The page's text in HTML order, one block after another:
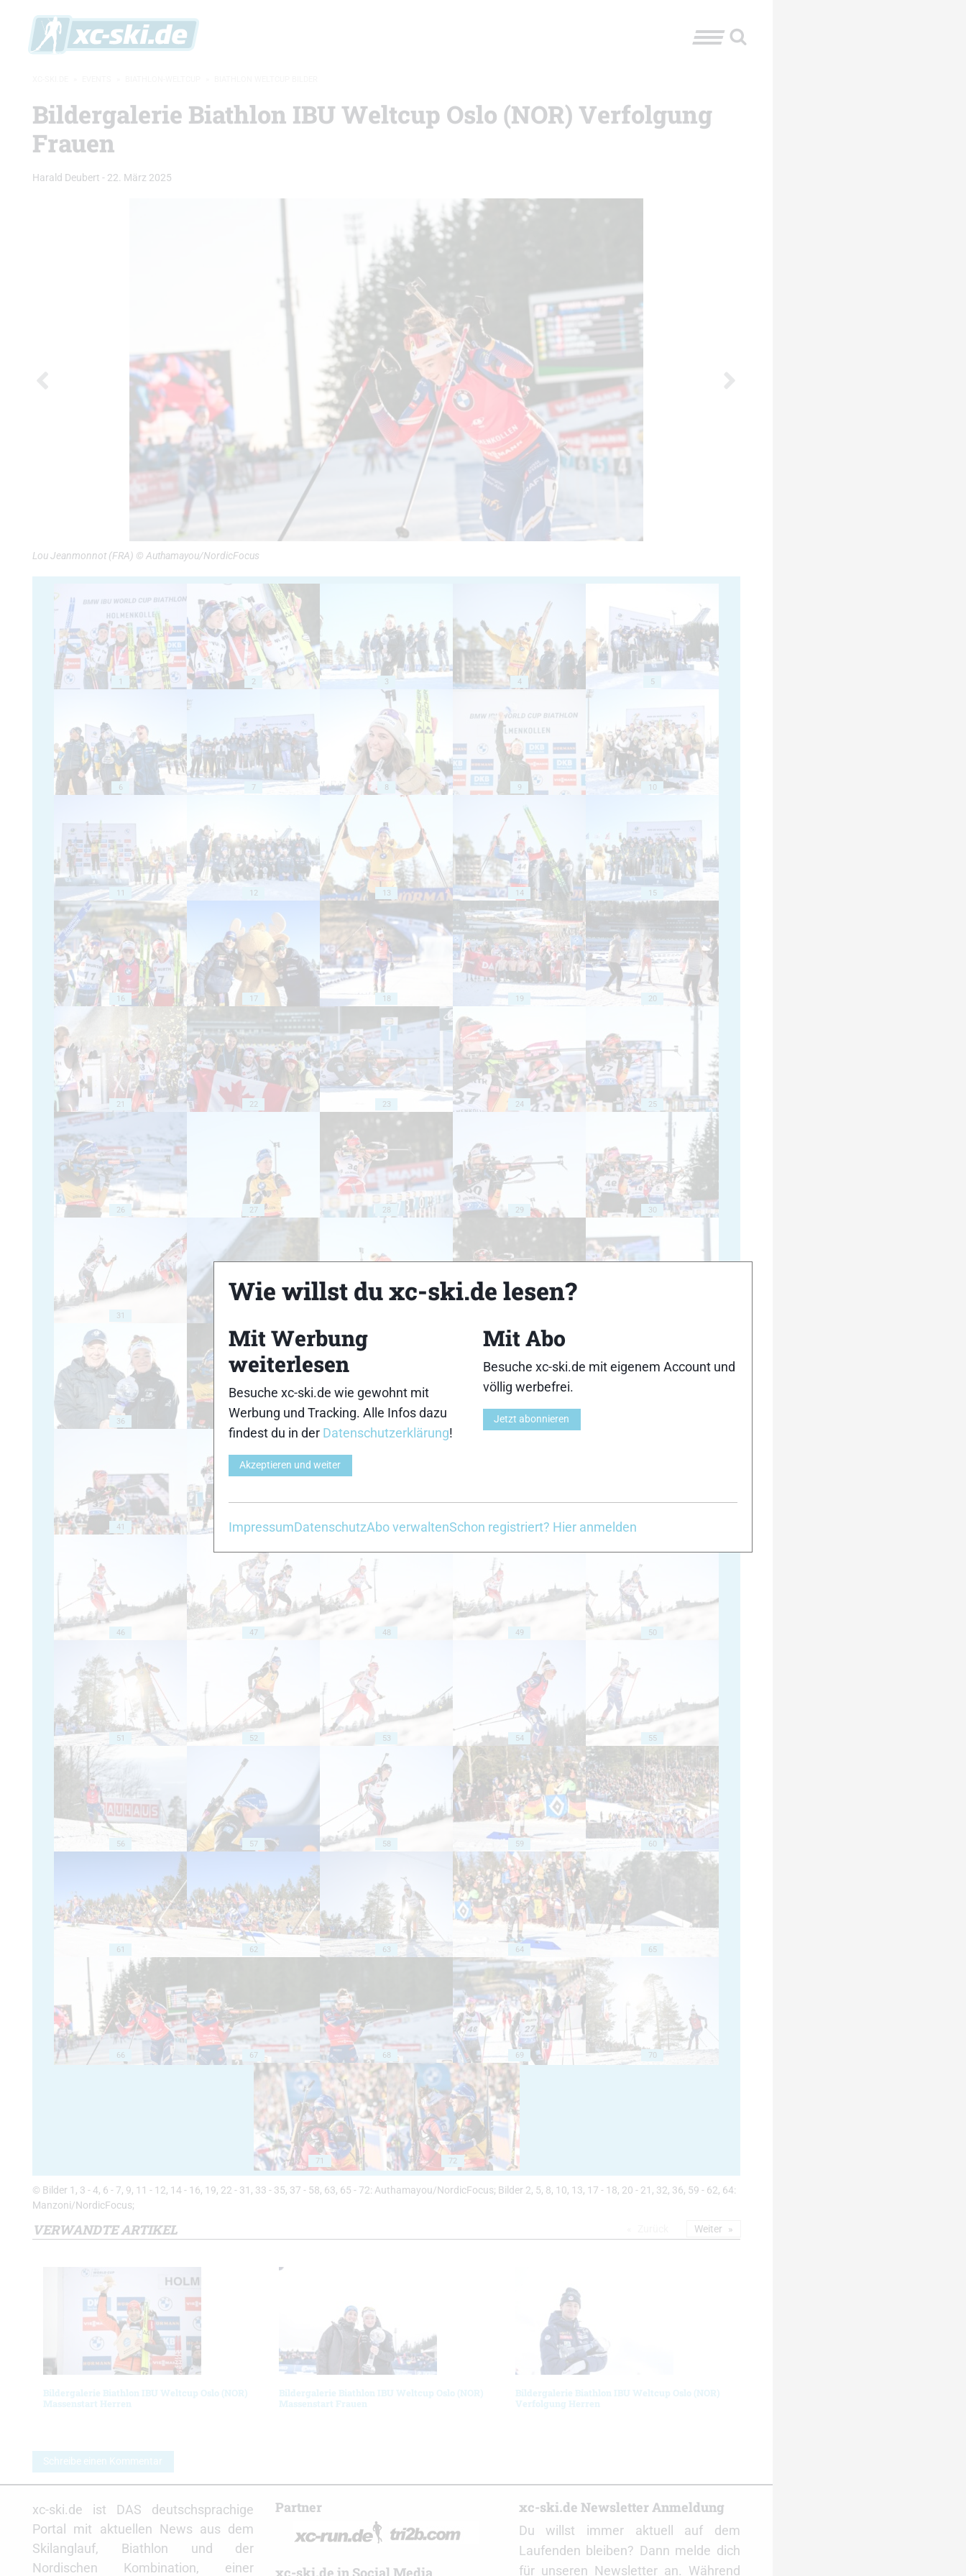
Bildergalerie Biathlon IBU Weltcup Oslo (NOR) Verfolgung
Frauen
Harald Deubert - 22. März 2025
Lou Jeanmonnot (FRA) © Authamayou/NordicFocus
1 2 3 4 5
6 7 8 9 10
11 12 13 14 15
16 17 18 19 20
21 22 23 24 25
26 27 28 29 30
31
36 39
41 42 43 44
46 47 48 49 50
51 52 53 54 55
56 57 58 59 60
61 62 63 64 65
66 67 68 69 70
71 72
© Bilder 1, 3 - 4, 6 - 7, 9, 11 - 12, 14 - 16, 19, 22 - 31, 33 - 35, 37 - 58, 63, 65 - 72: Authamayou/NordicFocus; Bilder 2, 5, 8, 10, 13, 17 - 18, 20 - 21, 32, 36, 59 - 62, 64:
Manzoni/NordicFocus;
VERWANDTE ARTIKEL
Bildergalerie Biathlon IBU Weltcup Oslo (NOR)
Massenstart Herren
Bildergalerie Biathlon IBU Weltcup Oslo (NOR)
Massenstart Frauen
Bildergalerie Biathlon IBU Weltcup Oslo (NOR)
Verfolgung Herren
Weiter
Schreibe einen Kommentar
xc-ski.de ist DAS deutschsprachige
Portal mit aktuellen News aus dem
Skilanglauf, Biathlon und der
Nordischen Kombination, einer
Partner
xc-ski.de in Social Media
xc-ski.de Newsletter Anmeldung
Du willst immer aktuell auf dem
Laufenden bleiben? Dann melde dich
für unseren Newsletter an. Während
Wie willst du xc-ski.de lesen?
Mit Werbung
weiterlesen
Besuche xc-ski.de wie gewohnt mit
Werbung und Tracking. Alle Infos dazu
findest du in der Datenschutzerklärung!
Akzeptieren und weiter
Mit Abo
Besuche xc-ski.de mit eigenem Account und
völlig werbefrei.
Jetzt abonnieren
ImpressumDatenschutzAbo verwaltenSchon registriert? Hier anmelden